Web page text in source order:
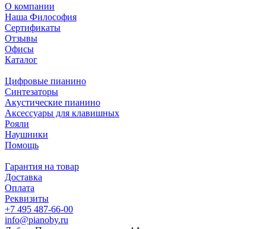
О компании
Наша Философия
Сертификаты
Отзывы
Офисы
Каталог
Цифровые пианино
Синтезаторы
Акустические пианино
Аксессуары для клавишных
Рояли
Наушники
Помощь
Гарантия на товар
Доставка
Оплата
Реквизиты
+7 495 487-66-00
info@pianoby.ru